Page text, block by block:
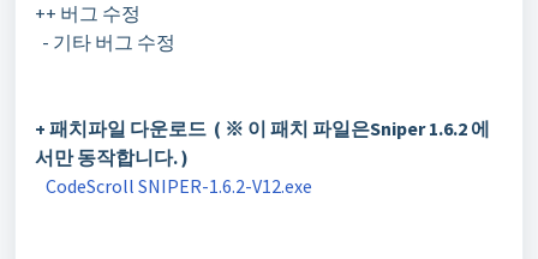
++ 버그 수정
- 기타 버그 수정
+ 패치파일 다운로드 ( ※ 이 패치 파일은Sniper 1.6.2 에
서만 동작합니다. )
CodeScroll SNIPER-1.6.2-V12.exe